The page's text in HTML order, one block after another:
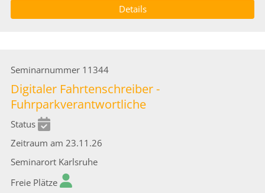
Details
Seminarnummer 11344
Digitaler Fahrtenschreiber -
Fuhrparkverantwortliche
Status
Zeitraum am 23.11.26
Seminarort Karlsruhe
Freie Plätze